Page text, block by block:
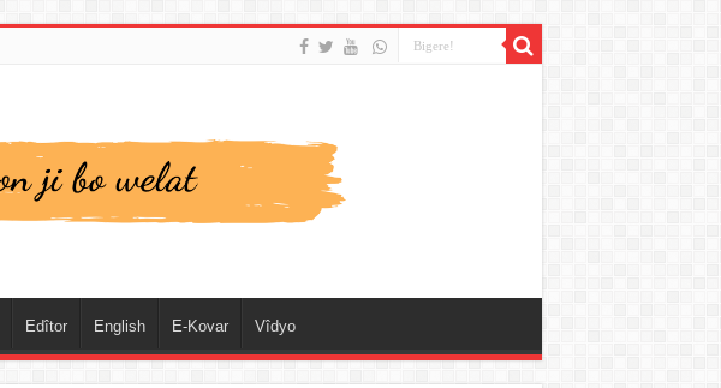
Edîtor English E-Kovar Vîdyo